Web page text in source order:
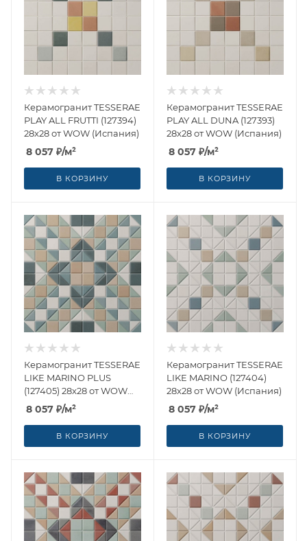
Керамогранит TESSERAE
PLAY ALL FRUTTI (127394)
28x28 от WOW (Испания)
8 057 ₽/м²
В КОРЗИНУ
Керамогранит TESSERAE
PLAY ALL DUNA (127393)
28x28 от WOW (Испания)
8 057 ₽/м²
В КОРЗИНУ
Керамогранит TESSERAE
LIKE MARINO PLUS
(127405) 28x28 от WOW
(Испания)
8 057 ₽/м²
В КОРЗИНУ
Керамогранит TESSERAE
LIKE MARINO (127404)
28x28 от WOW (Испания)
8 057 ₽/м²
В КОРЗИНУ